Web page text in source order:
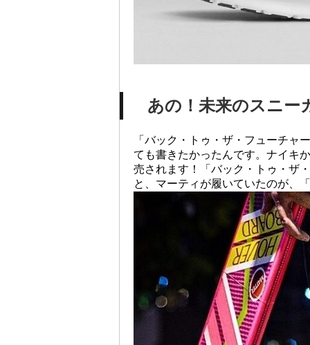
あの！未来のスニー
「バック・トゥ・ザ・フューチャ
ても書きたかったんです。ナイキ
売されます！「バック・トゥ・ザ
と、マーティが履いていたのが、